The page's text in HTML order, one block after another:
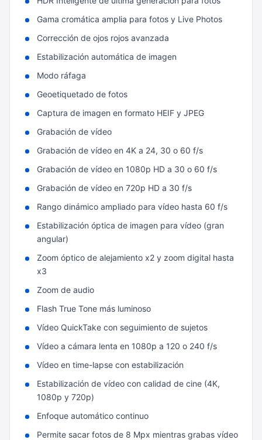
Gama cromática amplia para fotos y Live Photos
Corrección de ojos rojos avanzada
Estabilización automática de imagen
Modo ráfaga
Geoetiquetado de fotos
Captura de imagen en formato HEIF y JPEG
Grabación de vídeo
Grabación de vídeo en 4K a 24, 30 o 60 f/s
Grabación de vídeo en 1080p HD a 30 o 60 f/s
Grabación de vídeo en 720p HD a 30 f/s
Rango dinámico ampliado para vídeo hasta 60 f/s
Estabilización óptica de imagen para vídeo (gran
angular)
Zoom óptico de alejamiento x2 y zoom digital hasta
x3
Zoom de audio
Flash True Tone más luminoso
Vídeo QuickTake con seguimiento de sujetos
Vídeo a cámara lenta en 1080p a 120 o 240 f/s
Vídeo en time-lapse con estabili­zación
Estabilización de vídeo con calidad de cine (4K,
1080p y 720p)
Enfoque automático continuo
Permite sacar fotos de 8 Mpx mientras grabas vídeo